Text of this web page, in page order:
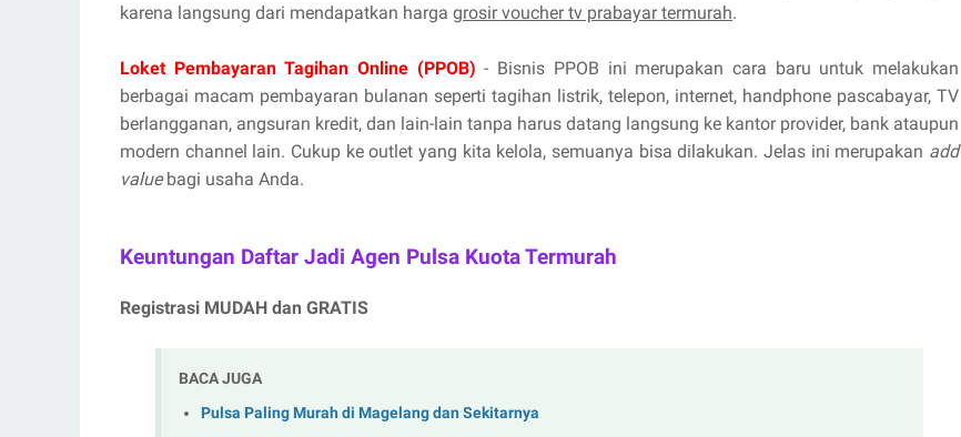
karena langsung dari mendapatkan harga grosir voucher tv prabayar termurah.
Loket Pembayaran Tagihan Online (PPOB) - Bisnis PPOB ini merupakan cara baru untuk melakukan
berbagai macam pembayaran bulanan seperti tagihan listrik, telepon, internet, handphone pascabayar, TV
berlangganan, angsuran kredit, dan lain-lain tanpa harus datang langsung ke kantor provider, bank ataupun
modern channel lain. Cukup ke outlet yang kita kelola, semuanya bisa dilakukan. Jelas ini merupakan add
valuebagi usaha Anda.
Keuntungan Daftar Jadi Agen Pulsa Kuota Termurah
Registrasi MUDAH dan GRATIS
BACA JUGA
Pulsa Paling Murah di Magelang dan Sekitarnya